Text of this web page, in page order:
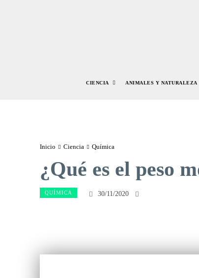
CIENCIA ANIMALES Y NATURALEZA
Inicio Ciencia Química
¿Qué es el peso
QUÍMICA 30/11/2020